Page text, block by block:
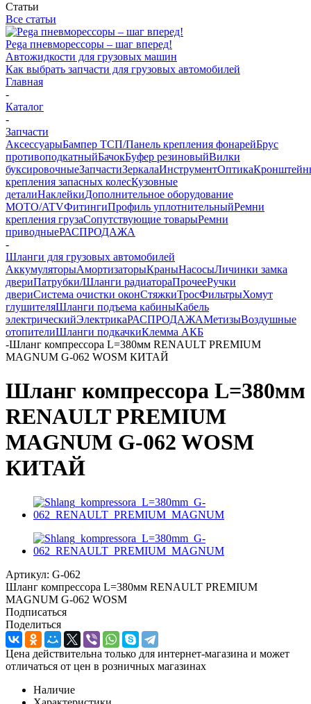
Статьи
Все статьи
Pega пневморессоры – шаг вперед!
Автожидкости для грузовых машин
Как выбрать запчасти для грузовых автомобилей
Главная
-
Каталог
-
Запчасти
АксессуарыБампер ТСП/Панель крепления фонарейБрус
противоподкатныйБачокБуфер резиновыйВилки
буксировочныеЗапчастиЗеркалаИнструментОптика
крепления запасных колесКузовные
деталиНаклейкиДополнительное оборудование
MOTO/ATVФитингиПрофиль уплотнительныйРемни
крепления грузаСопутствующие товарыРемни
приводныеРАСПРОДАЖА
-
Шланги для грузовых автомобилей
АккумуляторыАмортизаторыКраныНасосыЛичинки замка
двериПатрубки/Шланги радиатораПрочееРучки
двериСистема очистки оконСтяжкиТросФильтрыХомут
глушителяШланги подъема кабиныКабель
электрическийЭлектрикаРАСПРОДАЖАМетизыВоздушные
отопителиШланги подкачкиКлемма АКБ
-Шланг компрессора L=380мм RENAULT PREMIUM
MAGNUM G-062 WOSM КИТАЙ
Шланг компрессора L=380мм
RENAULT PREMIUM
MAGNUM G-062 WOSM
КИТАЙ
Артикул: G-062
Шланг компрессора L=380мм RENAULT PREMIUM
MAGNUM G-062 WOSM
Подписаться
Поделиться
Цена действительна только для интернет-магазина и может
отличаться от цен в розничных магазинах
Наличие